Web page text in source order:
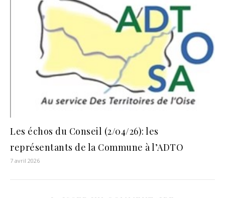
Les échos du Conseil (2/04/26): les
représentants de la Commune à l’ADTO
7 avril 2026